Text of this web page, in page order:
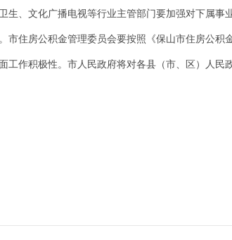
、文化广播电视等行业主管部门要加强对下属事
住房公积金管理委员会要按照《保山市住房公积
作积极性。市人民政府将对各县（市、区）人民